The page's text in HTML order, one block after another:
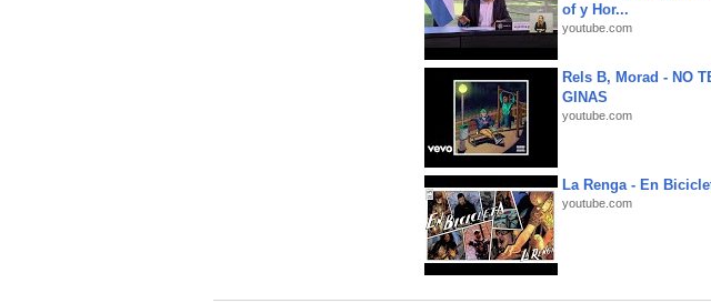
of y Hor...
youtube.com
Rels B, Morad - NO
GINAS
youtube.com
La Renga - En
youtube.com